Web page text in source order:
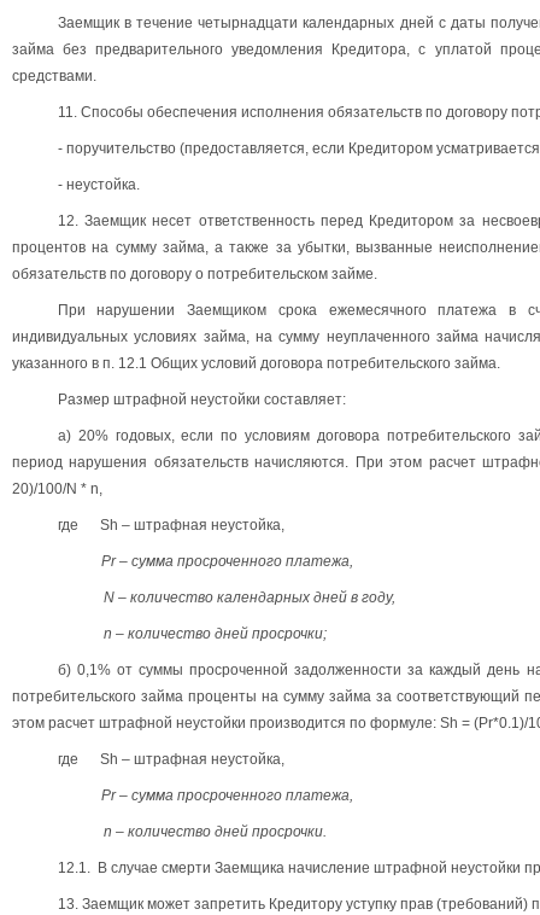
Заемщик в течение четырнадцати календарных дней с даты
займа без предварительного уведомления Кредитора, с уплатой
средствами.
11. Способы обеспечения исполнения обязательств по договору
- поручительство (предоставляется, если Кредитором
- неустойка.
12. Заемщик несет ответственность перед Кредитором за
процентов на сумму займа, а также за убытки, вызванные
обязательств по договору о потребительском займе.
При нарушении Заемщиком срока ежемесячного платежа в
индивидуальных условиях займа, на сумму неуплаченного займа
указанного в п. 12.1 Общих условий договора потребительского займа.
Размер штрафной неустойки составляет:
а) 20% годовых, если по условиям договора потребительского
период нарушения обязательств начисляются. При этом расчет
20)/100/N * n,
где Sh – штрафная неустойка,
Pr – сумма просроченного платежа,
N – количество календарных дней в году,
n – количество дней просрочки;
б) 0,1% от суммы просроченной задолженности за каждый день
потребительского займа проценты на сумму займа за соответствующий
этом расчет штрафной неустойки производится по формуле: Sh = (Pr*0.1)/
где Sh – штрафная неустойка,
Pr – сумма просроченного платежа,
n – количество дней просрочки.
12.1. В случае смерти Заемщика начисление штрафной неустойки
13. Заемщик может запретить Кредитору уступку прав (требований)